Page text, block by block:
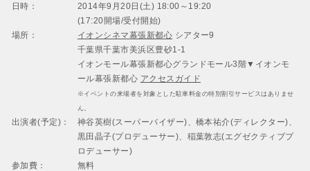
日時：
2014年9月20日(土) 18:00～19:20
(17:20開場/受付開始)
場所：
イオンシネマ幕張新都心 シアター9
千葉県千葉市美浜区豊砂1-1
イオンモール幕張新都心グランドモール3階▼イオンモ
ール幕張新都心 アクセスガイド
※イベントの来場者を対象とした駐車料金の特別割引サービスはありませ
ん。
出演者(予定)：
神谷英樹(スーパーバイザー)、橋本祐介(ディレクター)、
黒田晶子(プロデューサー)、稲葉敦志(エグゼクティブプ
ロデューサー)
参加費：
無料